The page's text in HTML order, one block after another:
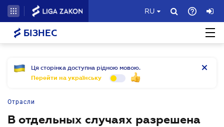
RU
БІЗНЕС
Ця сторінка доступна рідною мовою.
Перейти на українську
Отрасли
В отдельных случаях разрешена